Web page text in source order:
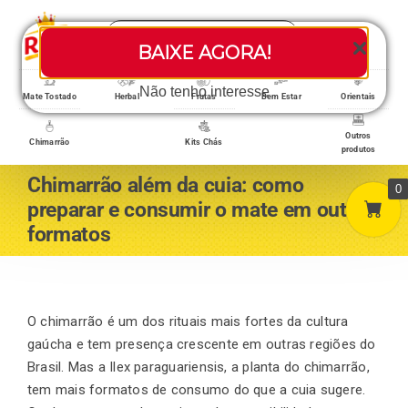
BAIXE AGORA!
Não tenho interesse
content
Search
Toggle
Loja/Produtos
Home
A empresa
Minha conta
Carrinho
Mate Tostado Herbal Frutas Bem Estar Orientais
Chimarrão Kits Chás
Outros
produtos
Chimarrão além da cuia: como
preparar e consumir o mate em outros
formatos
O chimarrão é um dos rituais mais fortes da cultura
gaúcha e tem presença crescente em outras regiões do
Brasil. Mas a Ilex paraguariensis, a planta do chimarrão,
tem mais formatos de consumo do que a cuia sugere.
0